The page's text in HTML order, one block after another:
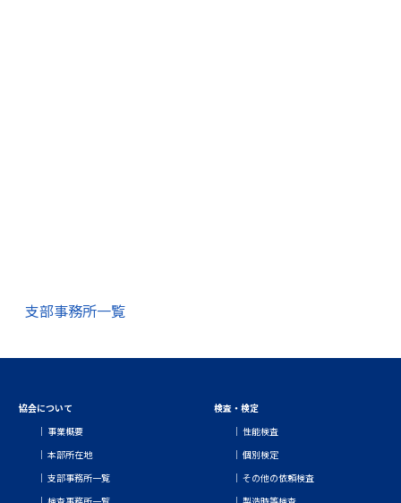
支部事務所一覧
協会について
事業概要
本部所在地
支部事務所一覧
検査・検定
性能検査
個別検定
その他の依頼検査